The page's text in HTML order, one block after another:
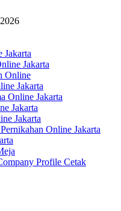
Jakarta
Jakarta
Online
Jakarta
Online Jakarta
Jakarta
Jakarta
Online Jakarta
Profile Cetak